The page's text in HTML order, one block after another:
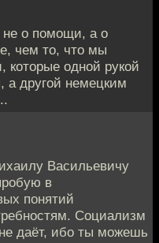
о помощи, а о
чем то, что мы
которые одной рукой
а другой немецким
Васильевичу
в
понятий
Социализм
даёт, ибо ты можешь